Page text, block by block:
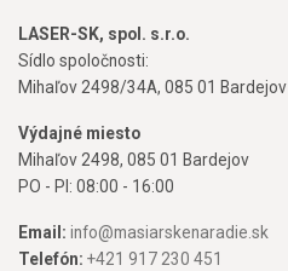
LASER-SK, spol. s.r.o.
Sídlo spoločnosti:
Mihaľov 2498/34A, 085 01 Bardejov
Výdajné miesto
Mihaľov 2498, 085 01 Bardejov
PO - PI: 08:00 - 16:00
Email: info@masiarskenaradie.sk
Telefón: +421 917 230 451